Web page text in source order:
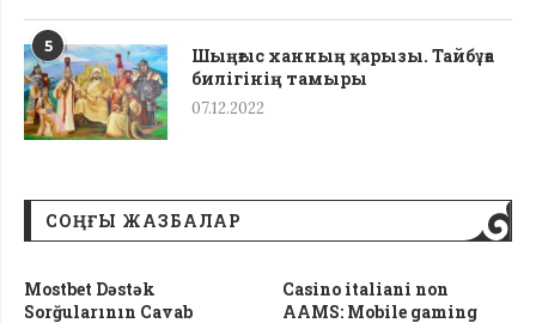
5
Шыңғыс ханның қарызы. Тайбұға
билігінің тамыры
07.12.2022
СОҢҒЫ ЖАЗБАЛАР
Mostbet Dəstək
Sorğularının Cavab
Casino italiani non
AAMS: Mobile gaming